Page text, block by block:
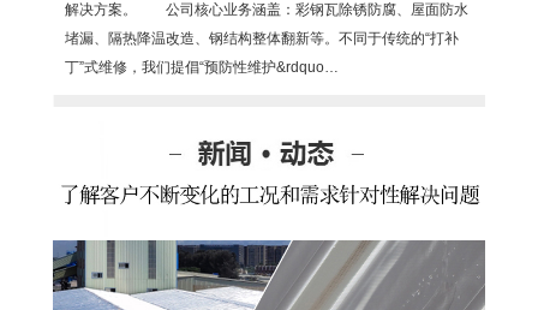
解决方案。 公司核心业务涵盖：彩钢瓦除锈防腐、屋面防水
堵漏、隔热降温改造、钢结构整体翻新等。不同于传统的“打补
丁”式维修，我们提倡“预防性维护&rdquo…